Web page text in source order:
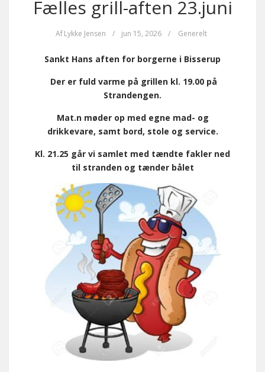
Fælles grill-aften 23.juni
Af Lykke Jensen / jun 15, 2026 / Generelt
Sankt Hans aften for borgerne i Bisserup
Der er fuld varme på grillen kl. 19.00 på
Strandengen.
Mat.n møder op med egne mad- og
drikkevare, samt bord, stole og service.
Kl. 21.25 går vi samlet med tændte fakler ned
til stranden og tænder bålet